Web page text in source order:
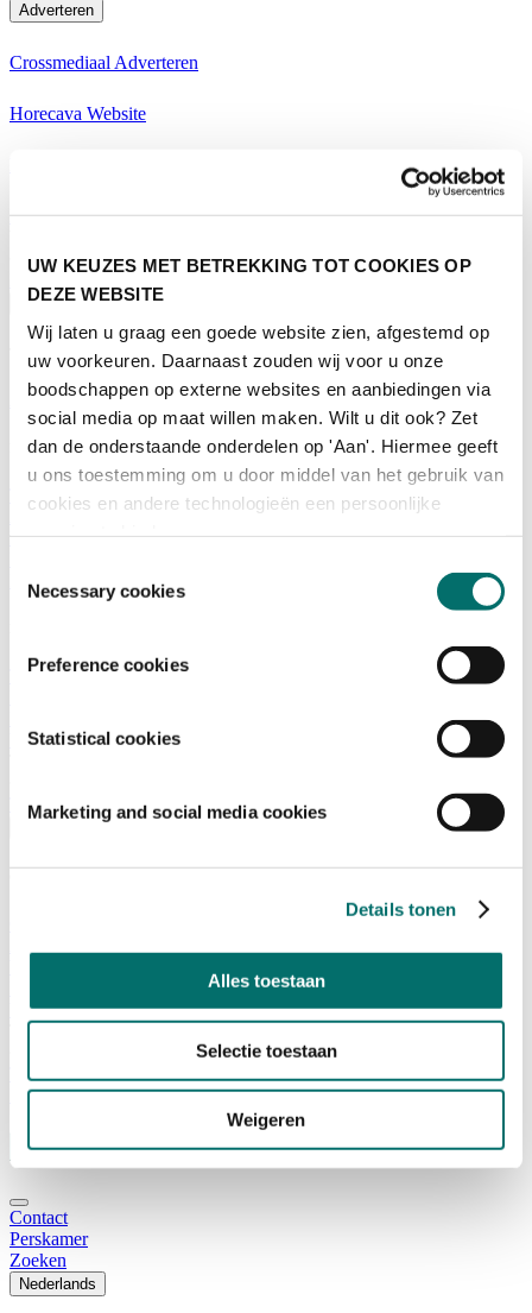
UW KEUZES MET BETREKKING TOT COOKIES OP
DEZE WEBSITE
Wij laten u graag een goede website zien, afgestemd op
uw voorkeuren. Daarnaast zouden wij voor u onze
boodschappen op externe websites en aanbiedingen via
social media op maat willen maken. Wilt u dit ook? Zet
dan de onderstaande onderdelen op 'Aan'. Hiermee geeft
u ons toestemming om u door middel van het gebruik van
cookies en andere technologieën een persoonlijke
Necessary cookies
Preference cookies
Statistical cookies
Marketing and social media cookies
Details tonen
Alles toestaan
Selectie toestaan
Weigeren
Adverteren
Crossmediaal Adverteren
Horecava Website
Horecava Social Media
Bezoeken
Thema's Horecava
Alle Thema's
Programma
Terugblik
Activiteiten
Exposantenlijst
Programma
Tickets
Veelgestelde Vragen
TICKETS HORECAVA
Over Horecava
Vacatures
Ticket kopen voor Horecava
TICKETS HORECAVA
NIEUWSBRIEF
Contact
Perskamer
Zoeken
Nederlands